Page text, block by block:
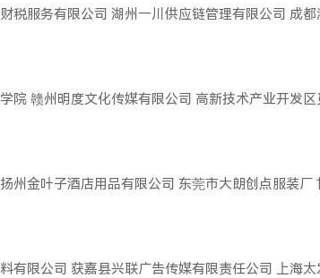
财税服务有限公司 湖州一川供应链管理有限公司 成都
学院 赣州明度文化传媒有限公司 高新技术产业开发区
扬州金叶子酒店用品有限公司 东莞市大朗创点服装厂
料有限公司 获嘉县兴联广告传媒有限责任公司 上海太